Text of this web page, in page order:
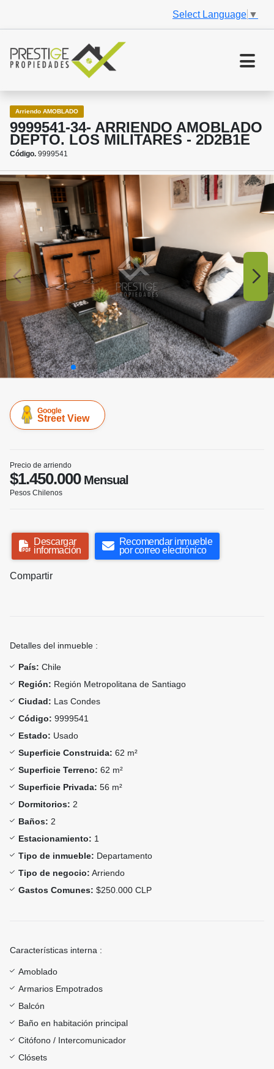
Select Language ▼
Arriendo AMOBLADO
9999541-34- ARRIENDO AMOBLADO
DEPTO. LOS MILITARES - 2D2B1E
Código. 9999541
Google
Street View
Precio de arriendo
$1.450.000Mensual
Pesos Chilenos
Descargar
información
Recomendar inmueble
por correo electrónico
Compartir
Detalles del inmueble :
País: Chile
Región: Región Metropolitana de Santiago
Ciudad: Las Condes
Código: 9999541
Estado: Usado
Superficie Construida: 62 m²
Superficie Terreno: 62 m²
Superficie Privada: 56 m²
Dormitorios: 2
Baños: 2
Estacionamiento: 1
Tipo de inmueble: Departamento
Tipo de negocio: Arriendo
Gastos Comunes: $250.000 CLP
Características interna :
Amoblado
Armarios Empotrados
Balcón
Baño en habitación principal
Citófono / Intercomunicador
Clósets